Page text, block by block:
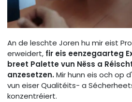
An de leschte Joren hu mir eist
erweidert, fir eis eenzegaarteg
breet Palette vun Nëss a
anzesetzen.Mir hunn eis och op
vun eiser Qualitéits- a
konzentréiert.